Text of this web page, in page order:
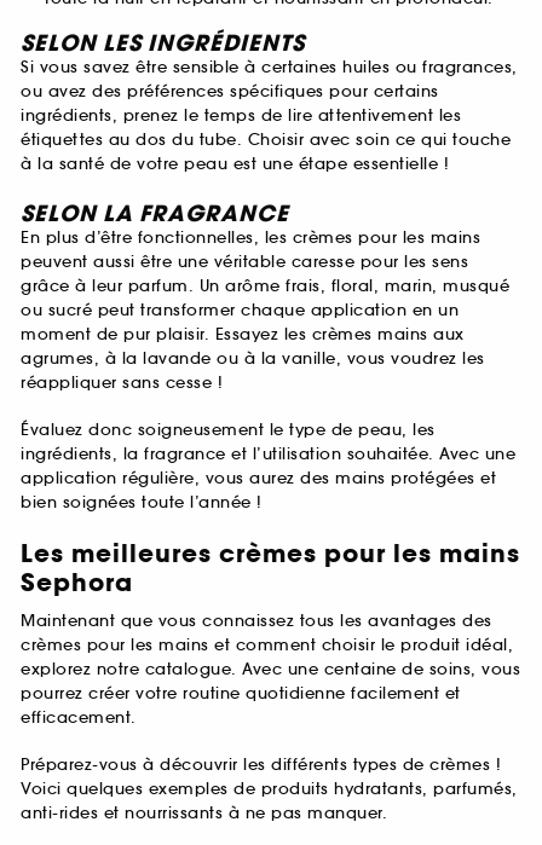
SELON LES INGRÉDIENTS
Si vous savez être sensible à certaines huiles ou fragrances,
ou avez des préférences spécifiques pour certains
ingrédients, prenez le temps de lire attentivement les
étiquettes au dos du tube. Choisir avec soin ce qui touche
à la santé de votre peau est une étape essentielle !
SELON LA FRAGRANCE
En plus d’être fonctionnelles, les crèmes pour les mains
peuvent aussi être une véritable caresse pour les sens
grâce à leur parfum. Un arôme frais, floral, marin, musqué
ou sucré peut transformer chaque application en un
moment de pur plaisir. Essayez les crèmes mains aux
agrumes, à la lavande ou à la vanille, vous voudrez les
réappliquer sans cesse !
Évaluez donc soigneusement le type de peau, les
ingrédients, la fragrance et l’utilisation souhaitée. Avec une
application régulière, vous aurez des mains protégées et
bien soignées toute l’année !
Les meilleures crèmes pour les mains
Sephora
Maintenant que vous connaissez tous les avantages des
crèmes pour les mains et comment choisir le produit idéal,
explorez notre catalogue. Avec une centaine de soins, vous
pourrez créer votre routine quotidienne facilement et
efficacement.
Préparez-vous à découvrir les différents types de crèmes !
Voici quelques exemples de produits hydratants, parfumés,
anti-rides et nourrissants à ne pas manquer.